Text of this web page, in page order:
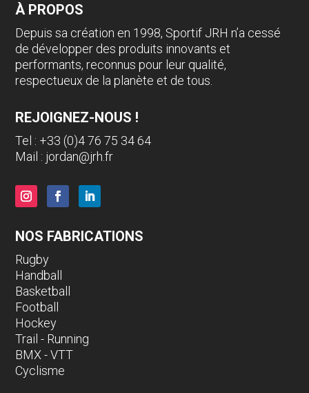
À PROPOS
Depuis sa création en 1998, Sportif JRH n’a cessé
de développer des produits innovants et
performants, reconnus pour leur qualité,
respectueux de la planète et de tous.
REJOIGNEZ-NOUS !
Tel : +33 (0)4 76 75 34 64
Mail : jordan@jrh.fr
NOS FABRICATIONS
Rugby
Handball
Basketball
Football
Hockey
Trail - Running
BMX - VTT
Cyclisme